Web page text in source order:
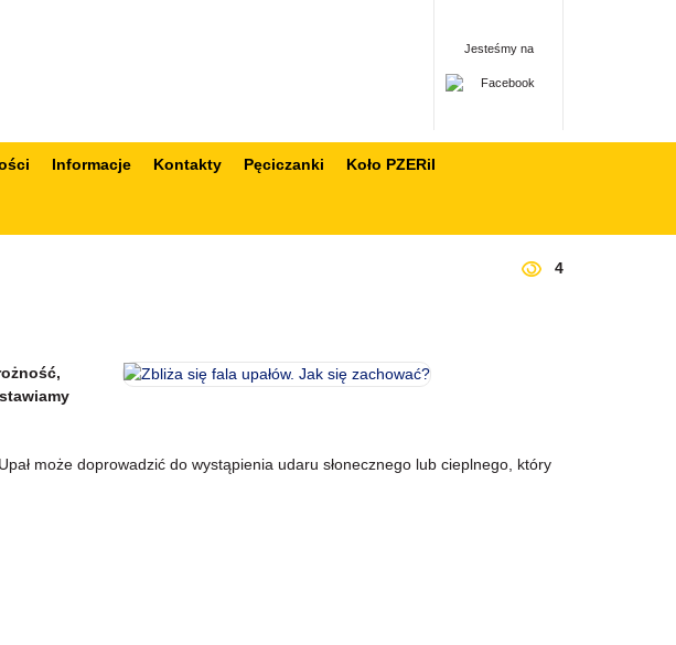
Jesteśmy na
Informacje Kontakty Pęciczanki Koło PZERiI
4
może doprowadzić do wystąpienia udaru słonecznego lub cieplnego, który